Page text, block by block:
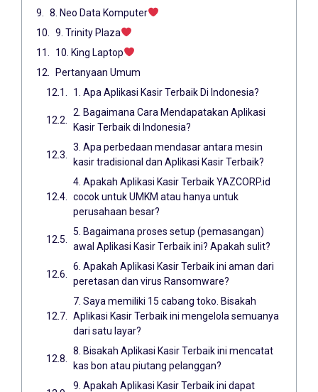
8. Neo Data Komputer
9. Trinity Plaza
10. King Laptop
Pertanyaan Umum
1. Apa Aplikasi Kasir Terbaik Di Indonesia?
2. Bagaimana Cara Mendapatakan Aplikasi
Kasir Terbaik di Indonesia?
3. Apa perbedaan mendasar antara mesin
kasir tradisional dan Aplikasi Kasir Terbaik?
4. Apakah Aplikasi Kasir Terbaik YAZCORP.id
cocok untuk UMKM atau hanya untuk
perusahaan besar?
5. Bagaimana proses setup (pemasangan)
awal Aplikasi Kasir Terbaik ini? Apakah sulit?
6. Apakah Aplikasi Kasir Terbaik ini aman dari
peretasan dan virus Ransomware?
7. Saya memiliki 15 cabang toko. Bisakah
Aplikasi Kasir Terbaik ini mengelola semuanya
dari satu layar?
8. Bisakah Aplikasi Kasir Terbaik ini mencatat
kas bon atau piutang pelanggan?
9. Apakah Aplikasi Kasir Terbaik ini dapat